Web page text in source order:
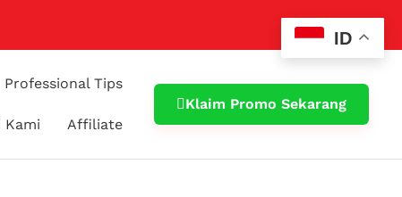
Professional Tips
Kami Affiliate
Klaim Promo Sekarang
ID